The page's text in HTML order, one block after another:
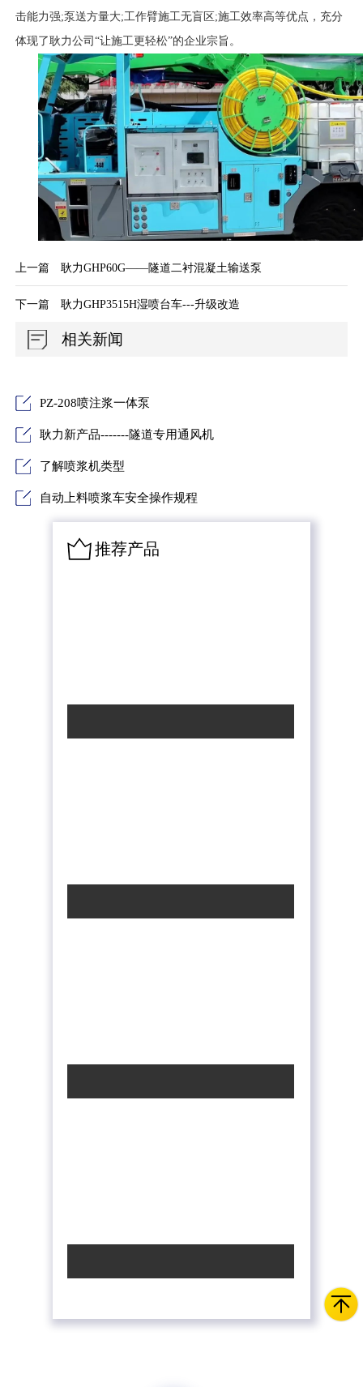
击能力强;泵送方量大;工作臂施工无盲区;施工效率高等优点，充分
体现了耿力公司“让施工更轻松”的企业宗旨。
上一篇 耿力GHP60G——隧道二衬混凝土输送泵
下一篇 耿力GHP3515H湿喷台车---升级改造
相关新闻
PZ-208喷注浆一体泵
耿力新产品-------隧道专用通风机
了解喷浆机类型
自动上料喷浆车安全操作规程
推荐产品